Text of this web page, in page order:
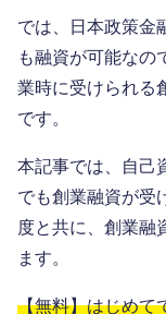
では、日本政策金
も融資が可能なの
業時に受けられる
です。
本記事では、自己
でも創業融資が受
度と共に、創業融
ます。
【無料】はじめて